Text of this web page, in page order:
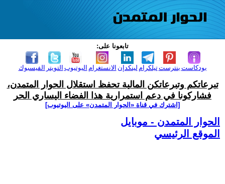
تابعونا على:
الفيسبوك التويتر اليوتيوب الانستغرام لينكدإن تيلكرامبنترست بودكاست
تبرعاتكم وتبرعاتكن المالية تحفظ استقلال الحوار المتمدن،
فشاركونا في دعم استمرارية هذا الفضاء اليساري الحر
[اشترك في قناة ‫«الحوار المتمدن» على اليوتيوب]
الحوار المتمدن - موبايل
الموقع الرئيسي